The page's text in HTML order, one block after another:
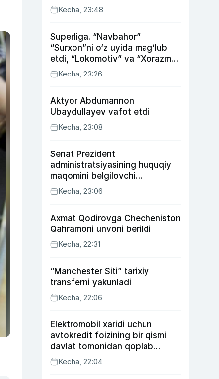
Kecha, 23:48
Superliga. “Navbahor”
“Surxon”ni o‘z uyida mag‘lub
etdi, “Lokomotiv” va “Xorazm”
uyda g‘alaba qozondi
Kecha, 23:26
Aktyor Abdu­mannon
Ubaydullayev vafot etdi
Kecha, 23:08
Senat Prezident
administratsiyasining huquqiy
maqomini belgilovchi
konstitutsiyaviy qonunni
ma’qulladi
Kecha, 23:06
Axmat Qodirovga Checheniston
Qahramoni unvoni berildi
Kecha, 22:31
“Manchester Siti” tarixiy
transferni yakunladi
Kecha, 22:06
Elektromobil xaridi uchun
avtokredit foizining bir qismi
davlat tomonidan qoplab
berilishi mumkin
Kecha, 22:04